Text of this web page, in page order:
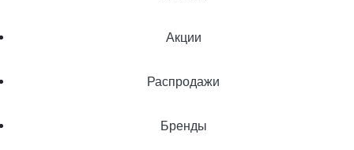
Акции
Распродажи
Бренды